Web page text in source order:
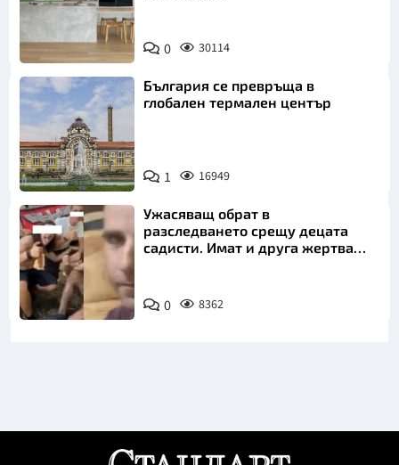
0 30114
България се превръща в
глобален термален център
1 16949
Ужасяващ обрат в
разследването срещу децата
садисти. Имат и друга жертва
0 8362